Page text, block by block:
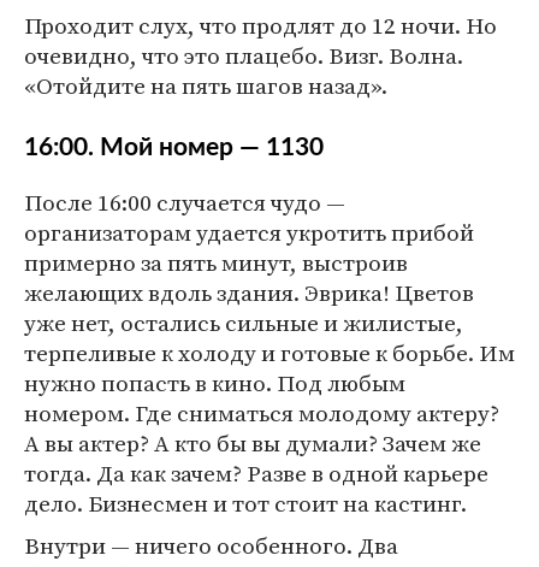
Проходит слух, что продлят до 12 ночи. Но
очевидно, что это плацебо. Визг. Волна.
«Отойдите на пять шагов назад».
16:00. Мой номер — 1130
После 16:00 случается чудо —
организаторам удается укротить прибой
примерно за пять минут, выстроив
желающих вдоль здания. Эврика! Цветов
уже нет, остались сильные и жилистые,
терпеливые к холоду и готовые к борьбе. Им
нужно попасть в кино. Под любым
номером. Где сниматься молодому актеру?
А вы актер? А кто бы вы думали? Зачем же
тогда. Да как зачем? Разве в одной карьере
дело. Бизнесмен и тот стоит на кастинг.
Внутри — ничего особенного. Два